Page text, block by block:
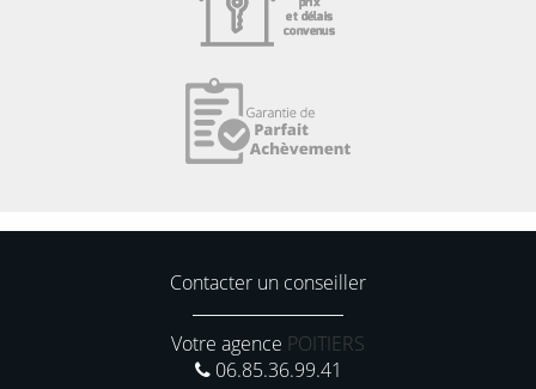
Contacter un conseiller
Votre agence POITIERS
06.85.36.99.41